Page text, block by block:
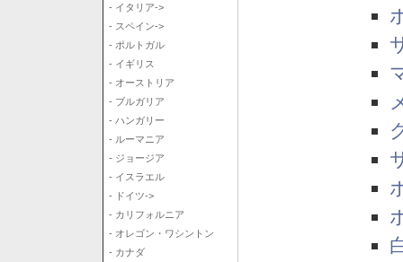
- イタリア->
- スペイン->
- ポルトガル
- イギリス
- オーストリア
- ブルガリア
- ハンガリー
- ルーマニア
- ジョージア
- イスラエル
- ドイツ->
- カリフォルニア
- オレゴン・ワシントン
- カナダ